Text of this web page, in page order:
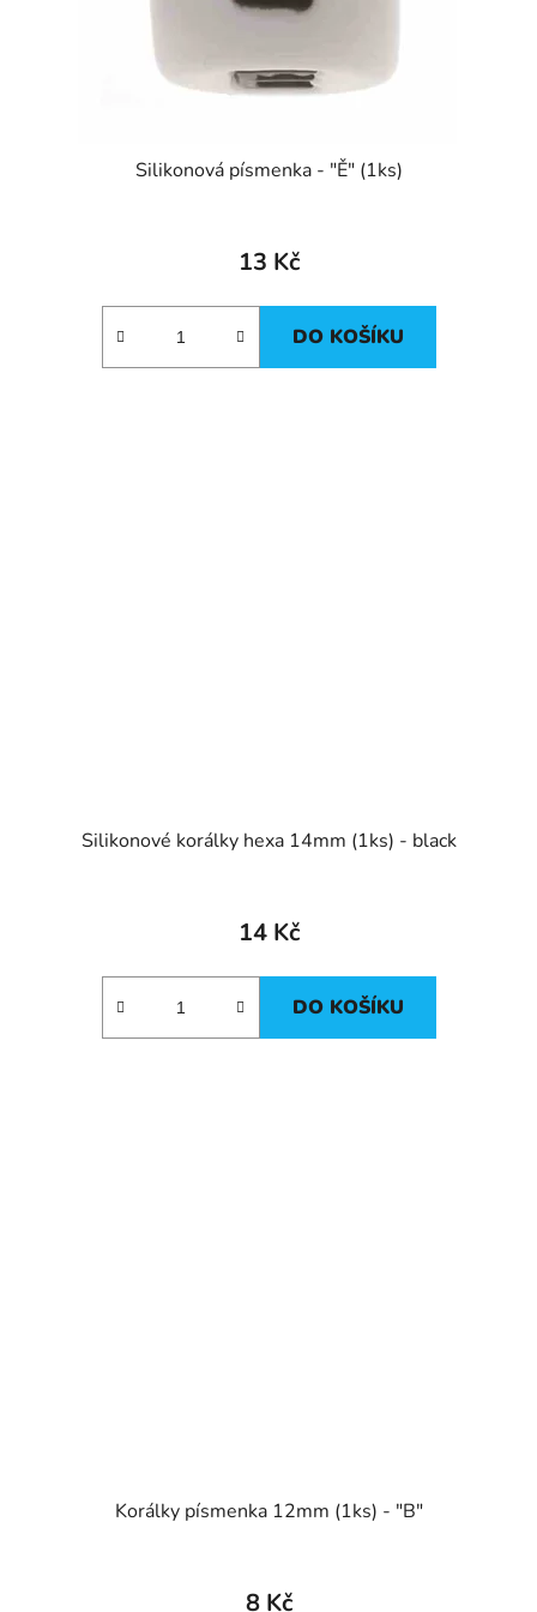
Silikonová písmenka - "Ě" (1ks)
13 Kč
DO KOŠÍKU
Silikonové korálky hexa 14mm (1ks) - black
14 Kč
DO KOŠÍKU
Korálky písmenka 12mm (1ks) - "B"
8 Kč